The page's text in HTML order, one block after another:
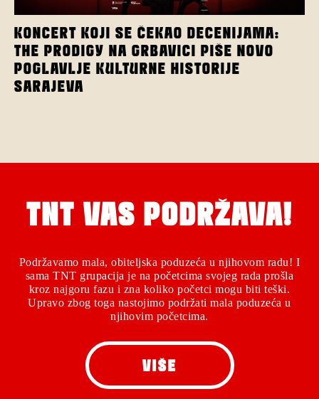
KONCERT KOJI SE ČEKAO DECENIJAMA:
THE PRODIGY NA GRBAVICI PIŠE NOVO
POGLAVLJE KULTURNE HISTORIJE
SARAJEVA
TNT VAS PODRŽAVA!
Podržavamo mala, obiteljska poduzeća u njihovom radu! I
sama TNT grupacija je na početcima svojeg rada prošla
kroz najgoru fazu i zna koliko početci mogu biti teški.
Upravo zbog toga nastojimo podržati mala poduzeća u
njihovim početcima.
VIŠE